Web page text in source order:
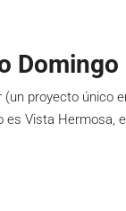
Domingo
proyecto único
es Vista Hermosa,